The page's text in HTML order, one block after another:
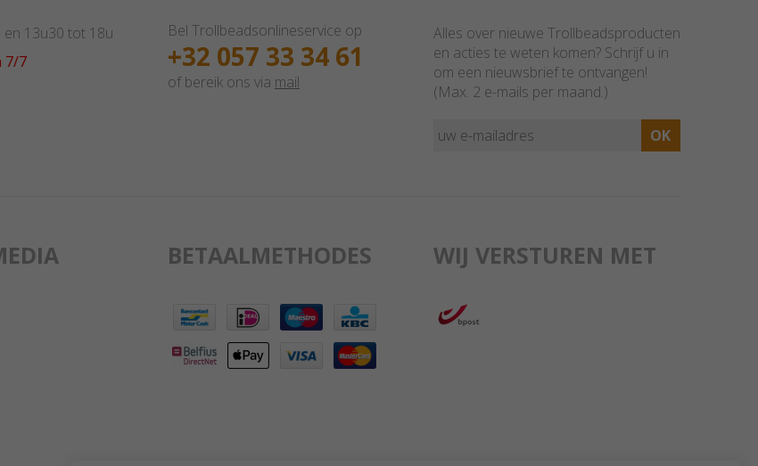
13u30 tot 18u
7/7
Bel Trollbeadsonlineservice op
+32 057 33 34 61
of bereik ons via mail
Alles over nieuwe Trollbeadsproducten
en acties te weten komen? Schrijf u in
om een nieuwsbrief te ontvangen!
(Max. 2 e-mails per maand.)
BETAALMETHODES WIJ VERSTUREN MET